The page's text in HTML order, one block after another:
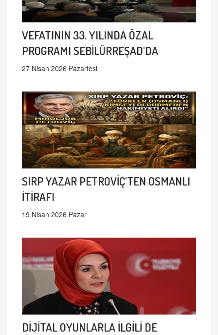
VEFATININ 33. YILINDA ÖZAL
PROGRAMI SEBİLÜRREŞAD'DA
27 Nisan 2026 Pazartesi
SIRP YAZAR PETROVİÇ'TEN OSMANLI
İTİRAFI
19 Nisan 2026 Pazar
DİJİTAL OYUNLARLA İLGİLİ DE